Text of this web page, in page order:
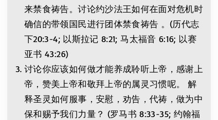
来禁食祷告。讨论约沙法王如何在面对危机时
确信的带领国民进行团体禁食祷告 。(历代志
下20:3-4; 以斯拉记 8:21; 马太福音 6:16; 以赛
亚书 43:26)
讨论你应该如何做才能养成聆听上帝，感谢上
帝，赞美上帝和敬拜上帝的属灵习惯呢。 解
释圣灵如何服事，安慰，劝告，代祷，做为中
保和赐予我们力量？ (罗马书 8:33-35; 约翰福